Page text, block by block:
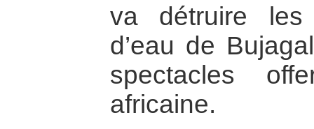
va détruire les
d’eau de
spectacles
africaine.